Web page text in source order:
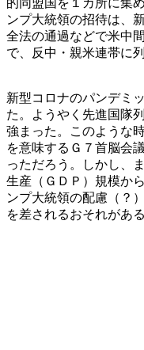
ンプ大統領の招待は、
全法の通過などで米中
で、反中・親米連帯に
新型コロナのパンデミ
た。ようやく先進国隊
強まった。このような
を意味するＧ７首脳会
っただろう。しかし、
生産（ＧＤＰ）規模か
ンプ大統領の配慮（？
を差されるおそれがある